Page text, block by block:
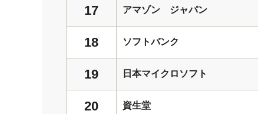
17 アマゾン ジャパン
18 ソフトバンク
19 日本マイクロソフト
20 資生堂